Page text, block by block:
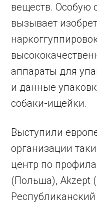
веществ. Особую
вызывает
аппараты для
и данные
собаки-ищейки.
Выступили
организации
центр по
(Польша), Akzept